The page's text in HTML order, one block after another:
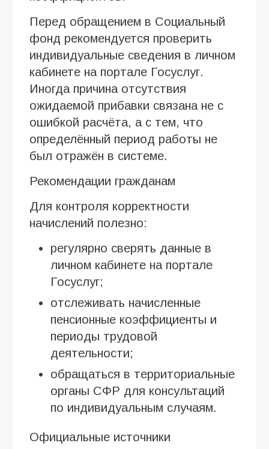
Перед обращением в Социальный
фонд рекомендуется проверить
индивидуальные сведения в личном
кабинете на портале Госуслуг.
Иногда причина отсутствия
ожидаемой прибавки связана не с
ошибкой расчёта, а с тем, что
определённый период работы не
был отражён в системе.
Рекомендации гражданам
Для контроля корректности
начислений полезно:
регулярно сверять данные в
личном кабинете на портале
Госуслуг;
отслеживать начисленные
пенсионные коэффициенты и
периоды трудовой
деятельности;
обращаться в территориальные
органы СФР для консультаций
по индивидуальным случаям.
Официальные источники